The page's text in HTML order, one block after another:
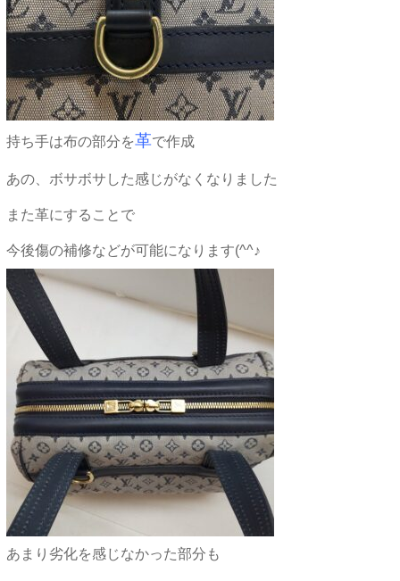
持ち手は布の部分を革で作成
あの、ボサボサした感じがなくなりました
また革にすることで
今後傷の補修などが可能になります(^^♪
あまり劣化を感じなかった部分も